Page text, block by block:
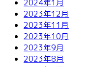
2024年1月
2023年12月
2023年11月
2023年10月
2023年9月
2023年8月